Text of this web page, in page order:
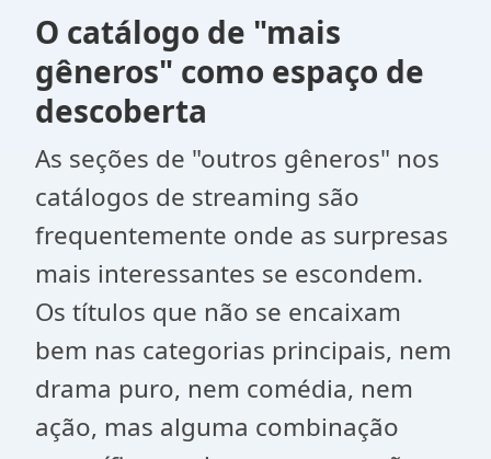
O catálogo de "mais
gêneros" como espaço de
descoberta
As seções de "outros gêneros" nos
catálogos de streaming são
frequentemente onde as surpresas
mais interessantes se escondem.
Os títulos que não se encaixam
bem nas categorias principais, nem
drama puro, nem comédia, nem
ação, mas alguma combinação